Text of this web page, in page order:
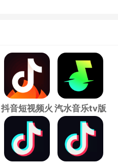
抖音短视频火
山版
汽水音乐tv版
app